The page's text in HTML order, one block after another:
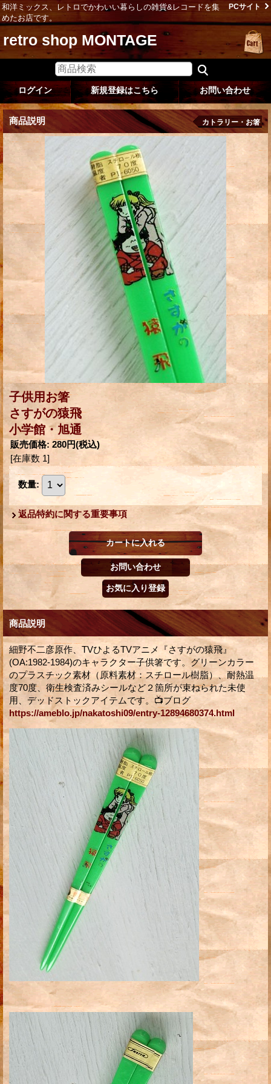
和洋ミックス、レトロでかわいい暮らしの雑貨&レコードを集
めたお店です。
PCサイト
retro shop MONTAGE
ログイン 新規登録はこちら お問い合わせ
商品説明 カトラリー・お箸
子供用お箸
さすがの猿飛
小学館・旭通
販売価格: 280円(税込)
[在庫数 1]
数量:
返品特約に関する重要事項
商品説明
細野不二彦原作、TVひよるTVアニメ『さすがの猿飛』
(OA:1982-1984)のキャラクター子供箸です。グリーンカラー
のプラスチック素材（原料素材：スチロール樹脂）、耐熱温
度70度、衛生検査済みシールなど２箇所が束ねられた未使
用、デッドストックアイテムです。📺ブログ
https://ameblo.jp/nakatoshi09/entry-12894680374.html